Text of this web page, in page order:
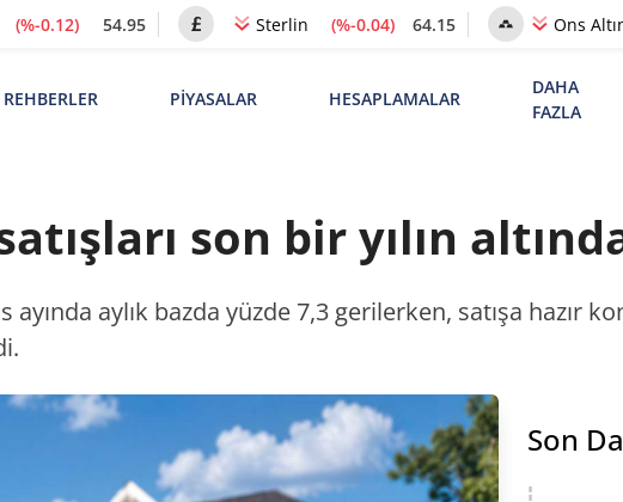
(%-0.12) 54.95 Sterlin (%-0.04) 64.15 Ons
REHBERLER PİYASALAR HESAPLAMALAR
DAHA
FAZLA
son bir yılın
ayında aylık bazda yüzde 7,3 gerilerken, satışa hazır
Son